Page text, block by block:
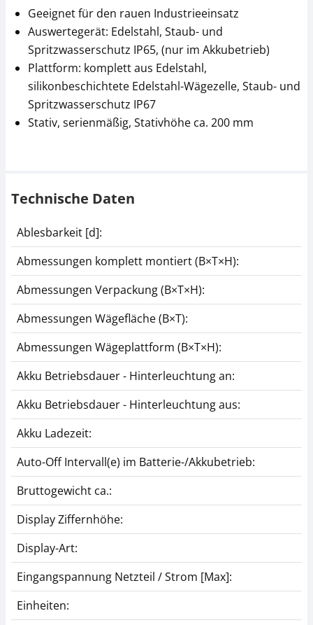
Datenschnittstelle
KERN CFS-A04
YKC-01
Taraschale KERN RFS-
A02
CHF 67,50
CHF 72,97 inkl. Mwst.
Netzteil KERN PFB-
A05
CHF 34,20
CHF 36,97 inkl. Mwst.
Geeignet für den rauen Industrieeinsatz
Auswertegerät: Edelstahl, Staub- und
Spritzwasserschutz IP65, (nur im Akkubetrieb)
Plattform: komplett aus Edelstahl,
silikonbeschichtete Edelstahl-Wägezelle, Staub- und
Spritzwasserschutz IP67
Stativ, serienmäßig, Stativhöhe ca. 200 mm
Technische Daten
Ablesbarkeit [d]:
Abmessungen komplett montiert (B×T×H):
Abmessungen Verpackung (B×T×H):
Abmessungen Wägefläche (B×T):
Abmessungen Wägeplattform (B×T×H):
Akku Betriebsdauer - Hinterleuchtung an:
Akku Betriebsdauer - Hinterleuchtung aus:
Akku Ladezeit:
Auto-Off Intervall(e) im Batterie-/Akkubetrieb:
Bruttogewicht ca.:
Display Ziffernhöhe:
Display-Art:
Eingangspannung Netzteil / Strom [Max]:
Einheiten: